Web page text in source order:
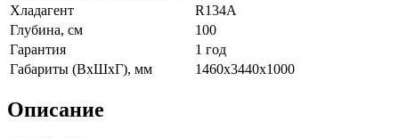
Хладагент
R134A
Глубина, см
100
Гарантия
1 год
Габариты (ВxШxГ), мм
1460х3440х1000
Описание